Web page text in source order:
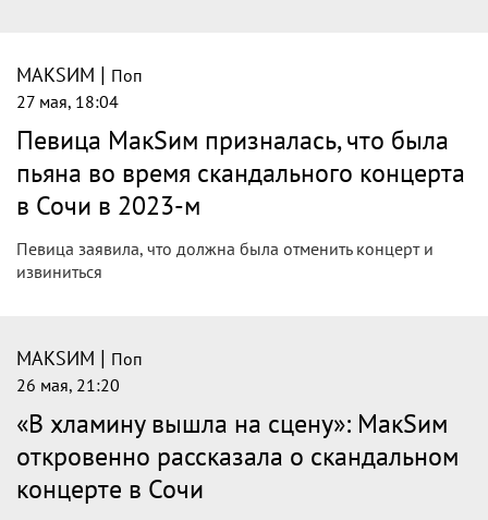
МАКSИМ | Поп
27 мая, 18:04
Певица МакSим призналась, что была
пьяна во время скандального концерта
в Сочи в 2023-м
Певица заявила, что должна была отменить концерт и
извиниться
МАКSИМ | Поп
26 мая, 21:20
«В хламину вышла на сцену»: МакSим
откровенно рассказала о скандальном
концерте в Сочи